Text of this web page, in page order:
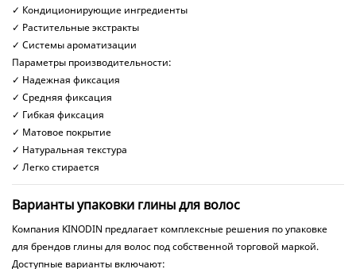
✓ Кондиционирующие ингредиенты
✓ Растительные экстракты
✓ Системы ароматизации
Параметры производительности:
✓ Надежная фиксация
✓ Средняя фиксация
✓ Гибкая фиксация
✓ Матовое покрытие
✓ Натуральная текстура
✓ Легко стирается
Варианты упаковки глины для волос
Компания KINODIN предлагает комплексные решения по упаковке
для брендов глины для волос под собственной торговой маркой.
Доступные варианты включают: